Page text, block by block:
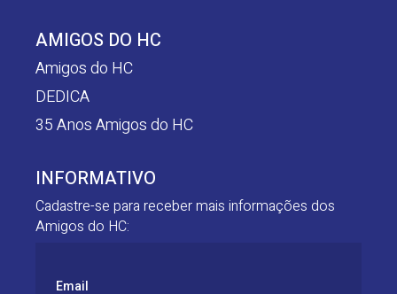
AMIGOS DO HC
Amigos do HC
DEDICA
35 Anos Amigos do HC
INFORMATIVO
Cadastre-se para receber mais informações dos
Amigos do HC:
Email